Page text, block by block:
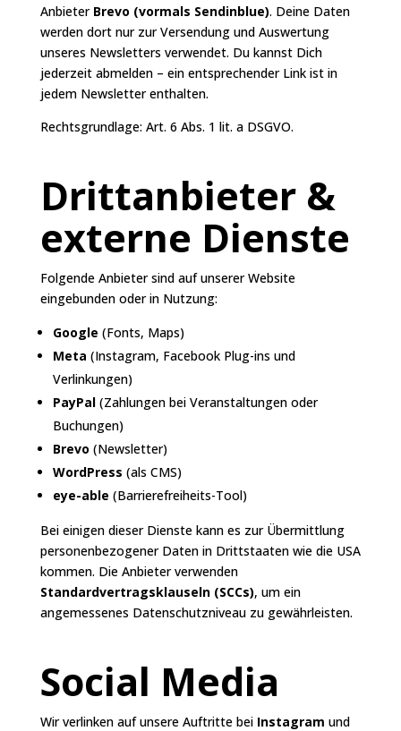
Anbieter Brevo (vormals Sendinblue). Deine Daten
werden dort nur zur Versendung und Auswertung
unseres Newsletters verwendet. Du kannst Dich
jederzeit abmelden – ein entsprechender Link ist in
jedem Newsletter enthalten.
Rechtsgrundlage: Art. 6 Abs. 1 lit. a DSGVO.
Drittanbieter &
externe Dienste
Folgende Anbieter sind auf unserer Website
eingebunden oder in Nutzung:
Google (Fonts, Maps)
Meta (Instagram, Facebook Plug-ins und
Verlinkungen)
PayPal(Zahlungen bei Veranstaltungen oder
Buchungen)
Brevo (Newsletter)
WordPress (als CMS)
eye-able (Barrierefreiheits-Tool)
Bei einigen dieser Dienste kann es zur Übermittlung
personenbezogener Daten in Drittstaaten wie die USA
kommen. Die Anbieter verwenden
Standardvertragsklauseln (SCCs), um ein
angemessenes Datenschutzniveau zu gewährleisten.
Social Media
Wir verlinken auf unsere Auftritte bei Instagram und